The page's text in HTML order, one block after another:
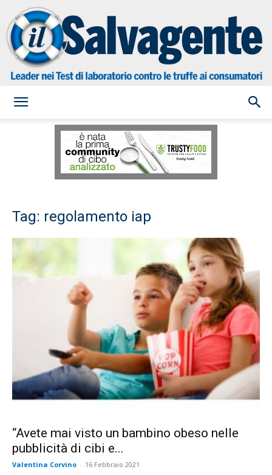
Salvagente
Tag: regolamento iap
“Avete mai visto un bambino obeso nelle
pubblicità di cibi e...
Valentina Corvino - 16 Febbraio 2021